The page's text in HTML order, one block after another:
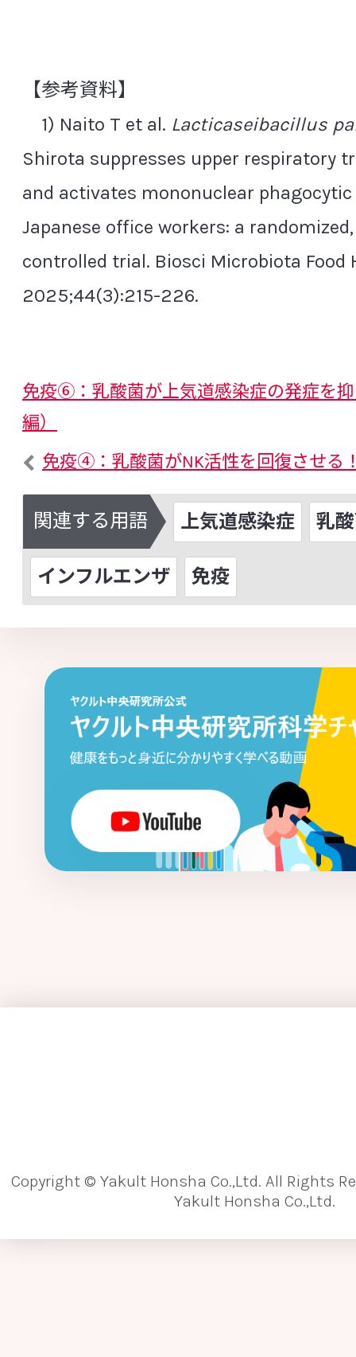
【参考資料】
1) Naito T et al. Lacticaseibacillus
Shirota suppresses upper respiratory
and activates mononuclear
Japanese office workers: a
controlled trial. Biosci Microbiota Food
2025;44(3):215-226.
免疫⑥：乳酸菌が上気道感染症の発症を
編）
免疫④：乳酸菌がNK活性を回復させる
関連する用語 上気道感染症 乳
インフルエンザ 免疫
Copyright © Yakult Honsha Co.,Ltd. All Rights
Yakult Honsha Co.,Ltd.